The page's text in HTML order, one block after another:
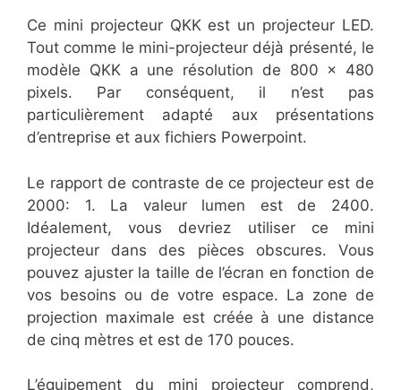
Ce mini projecteur QKK est un projecteur LED.
Tout comme le mini-projecteur déjà présenté, le
modèle QKK a une résolution de 800 x 480
pixels. Par conséquent, il n’est pas
particulièrement adapté aux présentations
d’entreprise et aux fichiers Powerpoint.
Le rapport de contraste de ce projecteur est de
2000: 1. La valeur lumen est de 2400.
Idéalement, vous devriez utiliser ce mini
projecteur dans des pièces obscures. Vous
pouvez ajuster la taille de l’écran en fonction de
vos besoins ou de votre espace. La zone de
projection maximale est créée à une distance
de cinq mètres et est de 170 pouces.
L’équipement du mini projecteur comprend,